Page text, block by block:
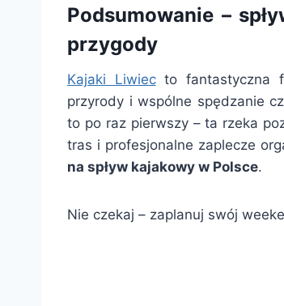
Podsumowanie –
przygody
Kajaki Liwiecto fantastyczna
przyrody i wspólne spędzanie
to po raz pierwszy – ta rzeka
tras i profesjonalne zaplecze
na spływ kajakowy w Polsce.
Nie czekaj – zaplanuj swój